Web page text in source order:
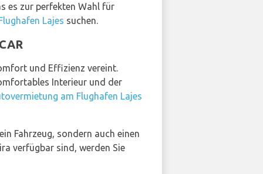
es zur perfekten Wahl für
Lajes suchen.
und Effizienz vereint.
Interieur und der
am Flughafen Lajes
Fahrzeug, sondern auch einen
verfügbar sind, werden Sie